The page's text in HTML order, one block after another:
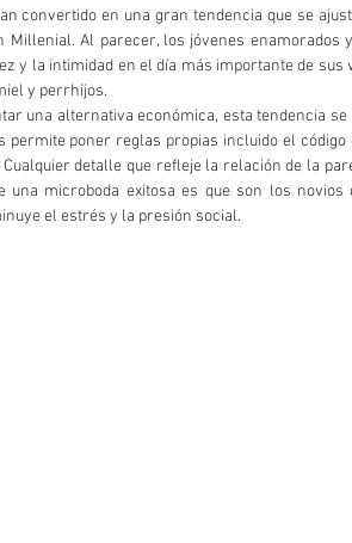
convertido en una gran tendencia que se
Millenial. Al parecer, los jóvenes enamorados
y la intimidad en el día más importante de sus
y perrhijos.
una alternativa económica, esta tendencia se
permite poner reglas propias incluido el
detalle que refleje la relación de la
una microboda exitosa es que son los
el estrés y la presión social.